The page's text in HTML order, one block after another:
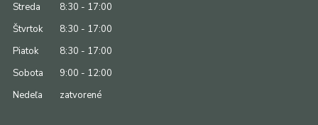
Streda
8:30 - 17:00
Štvrtok
8:30 - 17:00
Piatok
8:30 - 17:00
Sobota
9:00 - 12:00
Nedeľa
zatvorené